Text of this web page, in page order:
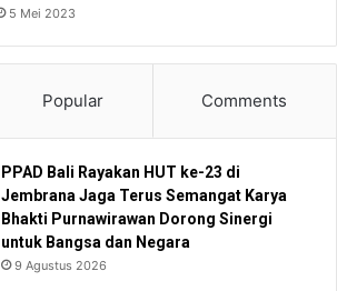
5 Mei 2023
Popular Comments
PPAD Bali Rayakan HUT ke-23 di
Jembrana Jaga Terus Semangat Karya
Bhakti Purnawirawan Dorong Sinergi
untuk Bangsa dan Negara
9 Agustus 2026